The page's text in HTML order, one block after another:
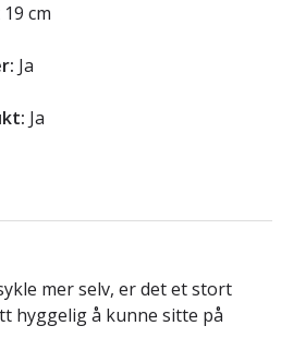
cm
Ja
Ja
mer selv, er det et stort
hyggelig å kunne sitte på